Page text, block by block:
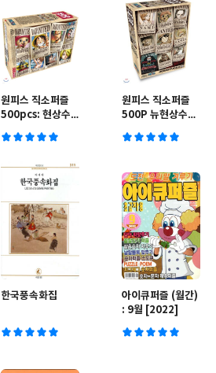
원피스 직소퍼즐
500pcs: 현상수
원피스 직소퍼즐
500P 뉴현상수배
한국풍속화집
아이큐퍼즐 (월간)
: 9월 [2022]